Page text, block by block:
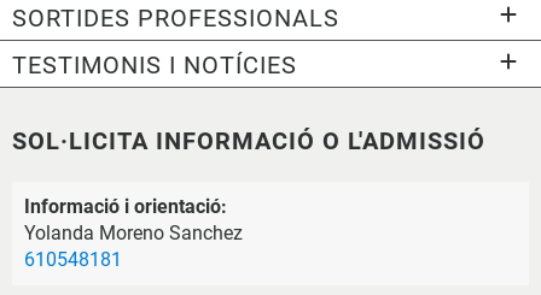
SORTIDES PROFESSIONALS
TESTIMONIS I NOTÍCIES
SOL·LICITA INFORMACIÓ O L'ADMISSIÓ
Informació i orientació:
Yolanda Moreno Sanchez
610548181